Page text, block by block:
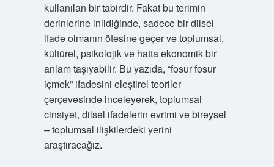
kullanılan bir tabirdir. Fakat bu terimin
derinlerine inildiğinde, sadece bir dilsel
ifade olmanın ötesine geçer ve toplumsal,
kültürel, psikolojik ve hatta ekonomik bir
anlam taşıyabilir. Bu yazıda, “fosur fosur
içmek” ifadesini eleştirel teoriler
çerçevesinde inceleyerek, toplumsal
cinsiyet, dilsel ifadelerin evrimi ve bireysel
– toplumsal ilişkilerdeki yerini
araştıracağız.